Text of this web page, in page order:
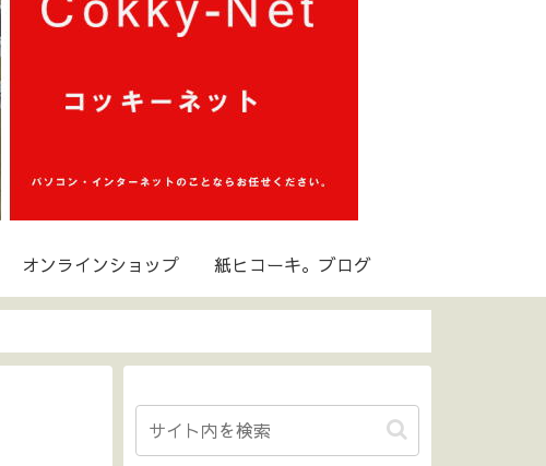
オンラインショップ 紙ヒコーキ。ブログ